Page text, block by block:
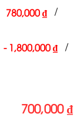
780,000 ₫ /
-1,800,000 ₫ /
700,000 ₫